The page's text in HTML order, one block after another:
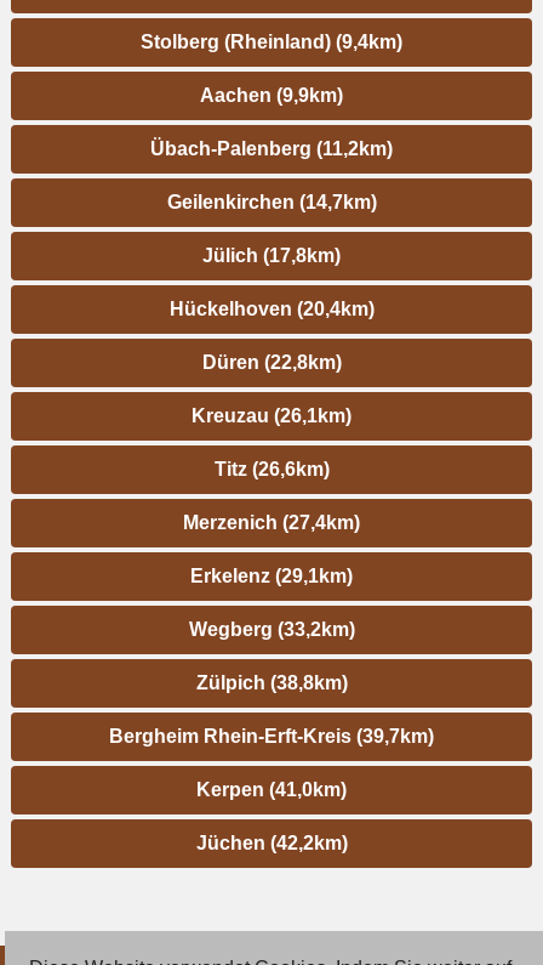
Stolberg (Rheinland) (9,4km)
Aachen (9,9km)
Übach-Palenberg (11,2km)
Geilenkirchen (14,7km)
Jülich (17,8km)
Hückelhoven (20,4km)
Düren (22,8km)
Kreuzau (26,1km)
Titz (26,6km)
Merzenich (27,4km)
Erkelenz (29,1km)
Wegberg (33,2km)
Zülpich (38,8km)
Bergheim Rhein-Erft-Kreis (39,7km)
Kerpen (41,0km)
Jüchen (42,2km)